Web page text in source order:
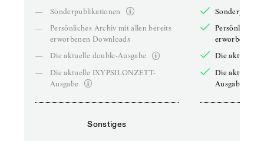
—
Sonderpublikationen
—
Persönliches Archiv mit allen bereits
erworbenen Downloads
—
Die aktuelle double-Ausgabe
—
Die aktuelle IXYPSILONZETT-
Ausgabe
Sonstiges
Persönliches
erworbenen
Die aktuelle
Die aktuelle
Ausgabe